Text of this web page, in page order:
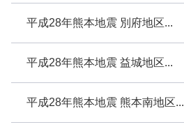
平成28年熊本地震 別府地区...
平成28年熊本地震 益城地区...
平成28年熊本地震 熊本南地区...